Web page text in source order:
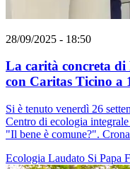
28/09/2025 - 18:50
La carità concreta di
con Caritas Ticino a
Si è tenuto venerdì 26
Centro di ecologia
"Il bene è comune?".
Ecologia Laudato Si Papa